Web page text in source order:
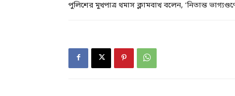
পুলিশের মুখপাত্র থমাস ক্লামবাখ বলেন, ‘নিতান্ত